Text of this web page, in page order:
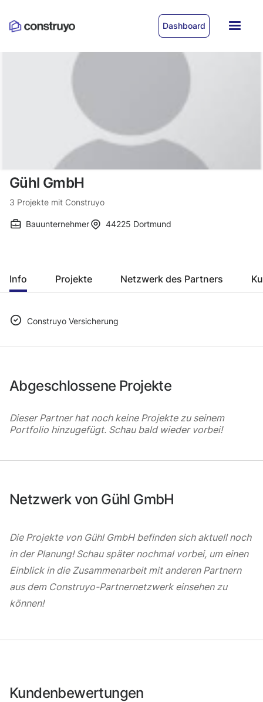
Dashboard
Gühl GmbH
3 Projekte mit Construyo
Bauunternehmer 44225 Dortmund
Info Projekte Netzwerk des Partners
Construyo Versicherung
Abgeschlossene Projekte
Dieser Partner hat noch keine Projekte zu seinem
Portfolio hinzugefügt. Schau bald wieder vorbei!
Netzwerk von Gühl GmbH
Die Projekte von Gühl GmbH befinden sich aktuell noch
in der Planung! Schau später nochmal vorbei, um einen
Einblick in die Zusammenarbeit mit anderen Partnern
aus dem Construyo-Partnernetzwerk einsehen zu
können!
Kundenbewertungen